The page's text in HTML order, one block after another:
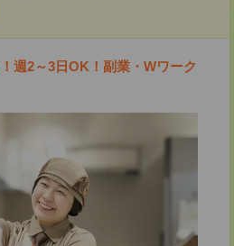
週2～3日OK！副業・Wワーク